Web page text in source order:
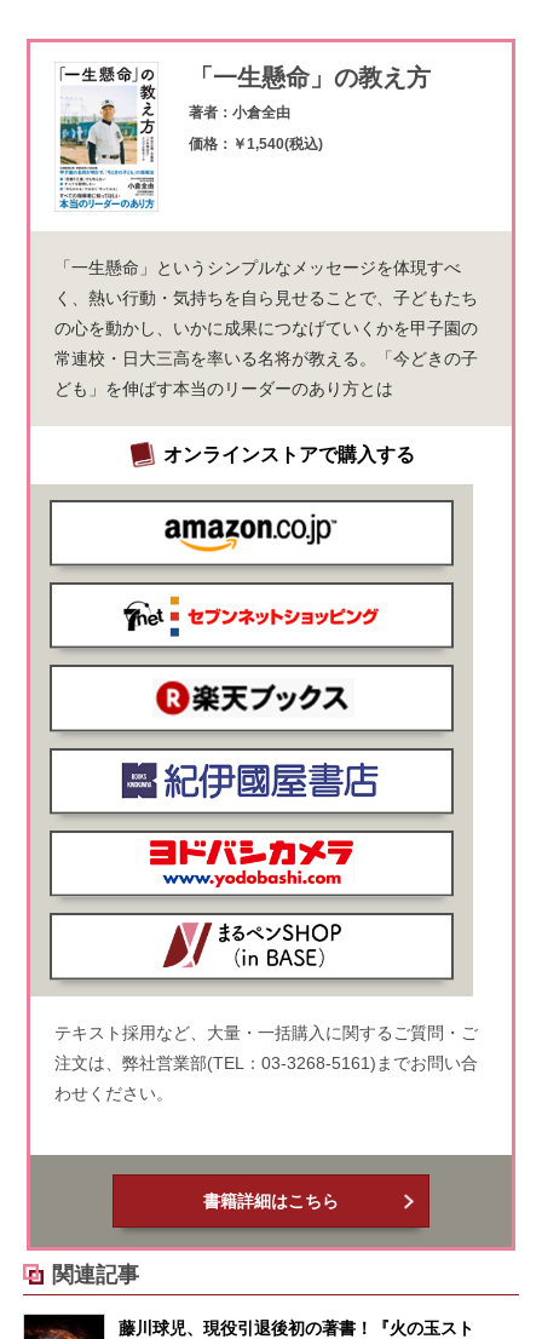
「一生懸命」の教え方
著者：小倉全由
価格：￥1,540(税込)
「一生懸命」というシンプルなメッセージを体現すべ
く、熱い行動・気持ちを自ら見せることで、子どもたち
の心を動かし、いかに成果につなげていくかを甲子園の
常連校・日大三高を率いる名将が教える。「今どきの子
ども」を伸ばす本当のリーダーのあり方とは
オンラインストアで購入する
テキスト採用など、大量・一括購入に関するご質問・ご
注文は、弊社営業部(TEL：03-3268-5161)までお問い合
わせください。
書籍詳細はこちら
関連記事
藤川球児、現役引退後初の著書！『火の玉スト